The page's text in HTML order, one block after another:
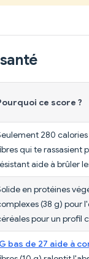
ce score ?
280
qui te rassasient
aide à brûler
en protéines
(38 g) pour
pour un profil
bas de 27 aide à